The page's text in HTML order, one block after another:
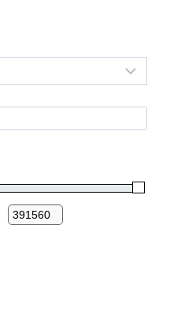
Minimum Price
Maximum Price